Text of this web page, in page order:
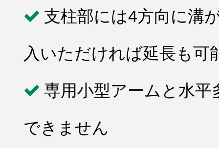
支柱部には4方向に溝
入いただければ延長も可
専用小型アームと水
できません